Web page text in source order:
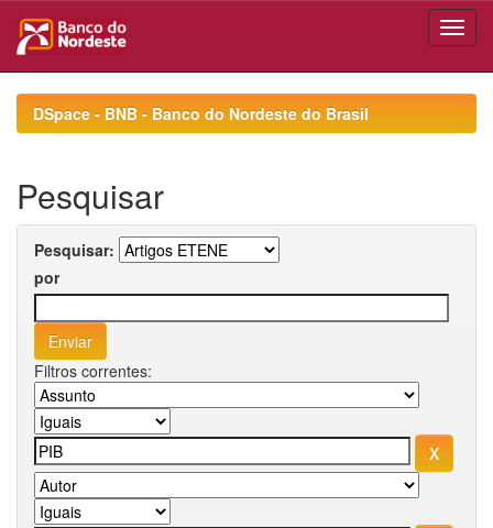
navigationDSpace - BNB - Banco do Nordeste do Brasil
Pesquisar
Pesquisar:
por
Filtros correntes: